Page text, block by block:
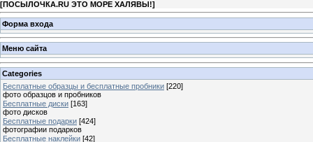
[ПОСЫЛОЧКА.RU ЭТО МОРЕ ХАЛЯВЫ!]
Форма входа
Меню сайта
Categories
Бесплатные образцы и бесплатные пробники [220]
фото образцов и пробников
Бесплатные диски [163]
фото дисков
Бесплатные подарки [424]
фотографии подарков
Бесплатные наклейки [42]